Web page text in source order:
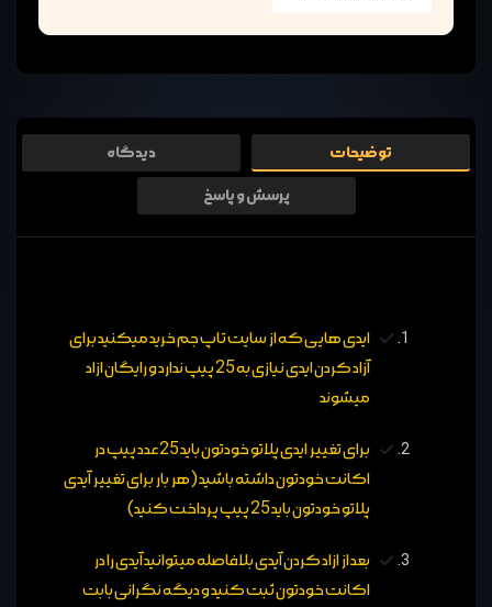
توضیحات دیدگاه
پرسش و پاسخ
ایدی هایی که از سایت تاپ جم خرید میکنید برای
آزاد کردن ایدی نیازی به 25 پیپ ندارد و رایگان ازاد
میشوند
برای تغییر ایدی پلاتو خودتون باید 25 عدد پیپ در
اکانت خودتون داشته باشید (هر بار برای تغییر آیدی
پلاتو خودتون باید 25 پیپ پرداخت کنید)
بعد از ازاد کردن آیدی بلافاصله میتوانید آیدی را در
اکانت خودتون ثبت کنید و دیگه نگرانی بابت